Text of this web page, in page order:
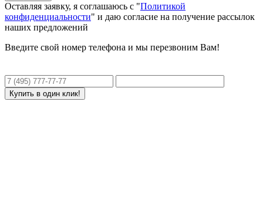
Оставляя заявку, я соглашаюсь с "Политикой
конфиденциальности" и даю согласие на получение рассылок
наших предложений
Введите свой номер телефона и мы перезвоним Вам!